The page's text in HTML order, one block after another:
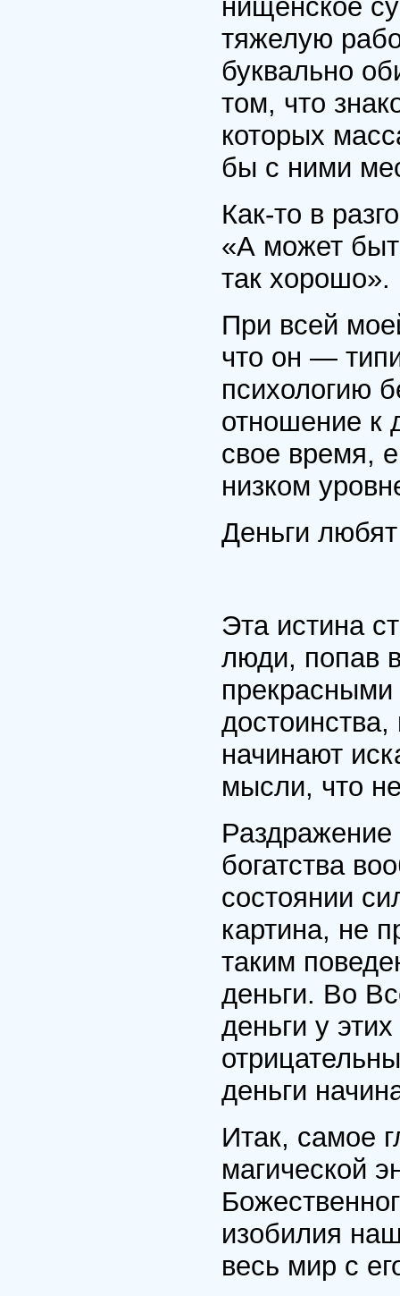
нищенское
тяжелую
буквально
том, что
которых
бы с ними
Как-то в
«А может
так хорошо».
При всей
что он —
психологию
отношение к
свое время,
низком
Деньги
Эта истина
люди, попав
начинают
мысли, что
Раздражение
богатства
состоянии
картина, не
таким
деньги. Во
деньги у
деньги
Итак, самое
магической
изобилия
весь мир с